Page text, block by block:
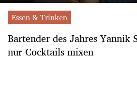
Essen & Trinken
Bartender des Jahres Yannik
nur Cocktails mixen